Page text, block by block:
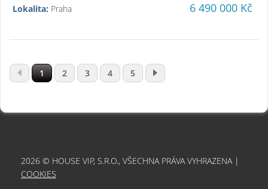
Lokalita: Praha 6 490 000 Kč
1 2 3 4 5
2026 © HOUSE VIP, S.R.O., VŠECHNA PRÁVA VYHRAZENA |
COOKIES